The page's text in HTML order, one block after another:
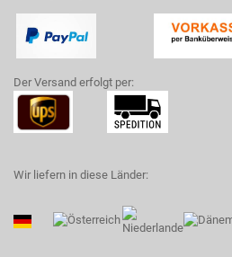
Der Versand erfolgt per:
Wir liefern in diese Länder: